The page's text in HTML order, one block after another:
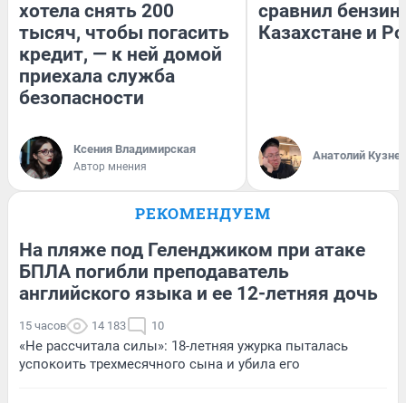
хотела снять 200
тысяч, чтобы погасить
кредит, — к ней домой
приехала служба
безопасности
Ксения Владимирская
Автор мнения
сравнил бензин
Казахстане и
Анатолий
РЕКОМЕНДУЕМ
На пляже под Геленджиком при атаке
БПЛА погибли преподаватель
английского языка и ее 12-летняя дочь
15 часов 14 183 10
«Не рассчитала силы»: 18-летняя ужурка пыталась
успокоить трехмесячного сына и убила его